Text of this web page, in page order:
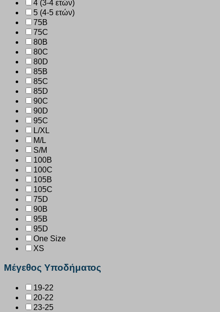
4 (3-4 ετών)
5 (4-5 ετών)
75B
75C
80B
80C
80D
85B
85C
85D
90C
90D
95C
L/XL
M/L
S/M
100B
100C
105B
105C
75D
90B
95B
95D
One Size
XS
Μέγεθος Υποδήματος
19-22
20-22
23-25